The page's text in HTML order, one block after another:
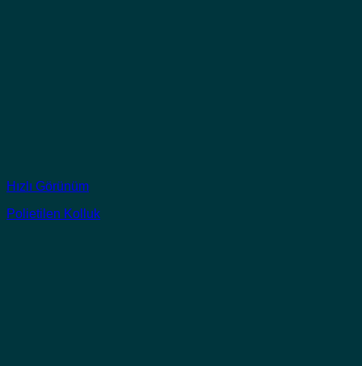
Hızlı Görünüm
Polietilen Kolluk